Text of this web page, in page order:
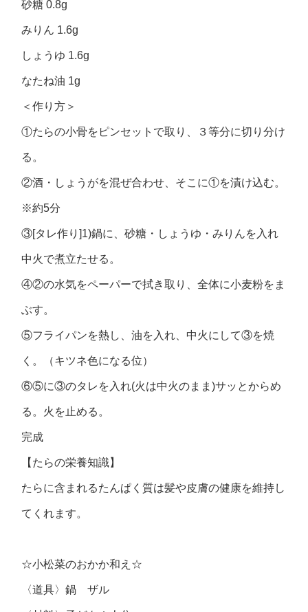
砂糖 0.8g
みりん 1.6g
しょうゆ 1.6g
なたね油 1g
＜作り方＞
①たらの小骨をピンセットで取り、３等分に切り分け
る。
②酒・しょうがを混ぜ合わせ、そこに①を漬け込む。
※約5分
③[タレ作り]1)鍋に、砂糖・しょうゆ・みりんを入れ
中火で煮立たせる。
④②の水気をペーパーで拭き取り、全体に小麦粉をま
ぶす。
⑤フライパンを熱し、油を入れ、中火にして③を焼
く。（キツネ色になる位）
⑥⑤に③のタレを入れ(火は中火のまま)サッとからめ
る。火を止める。
完成
【たらの栄養知識】
たらに含まれるたんぱく質は髪や皮膚の健康を維持し
てくれます。
☆小松菜のおかか和え☆
〈道具〉鍋 ザル